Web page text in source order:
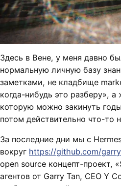
Здесь в Вене, у меня давно
нормальную личную базу
заметками, не кладбище
когда-нибудь это разберу»,
которую можно закинуть
потом действительно что-то
За последние дни мы с
вокруг https://github.com/
open source концепт-проект,
агентов от Garry Tan, CEO Y